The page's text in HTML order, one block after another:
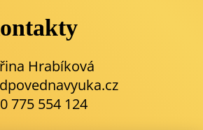
Hrabíková
775 554 124